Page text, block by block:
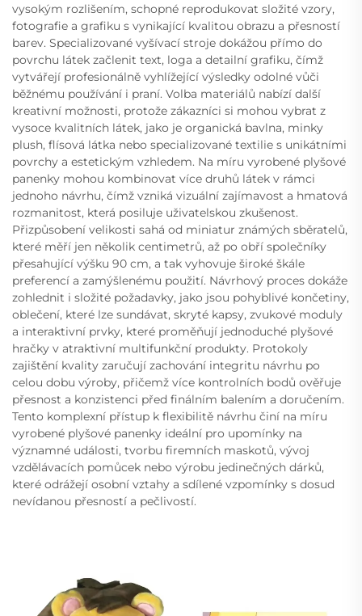
vysokým rozlišením, schopné reprodukovat složité vzory,
fotografie a grafiku s vynikající kvalitou obrazu a přesností
barev. Specializované vyšívací stroje dokážou přímo do
povrchu látek začlenit text, loga a detailní grafiku, čímž
vytvářejí profesionálně vyhlížející výsledky odolné vůči
běžnému používání i praní. Volba materiálů nabízí další
kreativní možnosti, protože zákazníci si mohou vybrat z
vysoce kvalitních látek, jako je organická bavlna, minky
plush, flísová látka nebo specializované textilie s unikátními
povrchy a estetickým vzhledem. Na míru vyrobené plyšové
panenky mohou kombinovat více druhů látek v rámci
jednoho návrhu, čímž vzniká vizuální zajímavost a hmatová
rozmanitost, která posiluje uživatelskou zkušenost.
Přizpůsobení velikosti sahá od miniatur známých sběratelů,
které měří jen několik centimetrů, až po obří společníky
přesahující výšku 90 cm, a tak vyhovuje široké škále
preferencí a zamýšlenému použití. Návrhový proces dokáže
zohlednit i složité požadavky, jako jsou pohyblivé končetiny,
oblečení, které lze sundávat, skryté kapsy, zvukové moduly
a interaktivní prvky, které proměňují jednoduché plyšové
hračky v atraktivní multifunkční produkty. Protokoly
zajištění kvality zaručují zachování integritu návrhu po
celou dobu výroby, přičemž více kontrolních bodů ověřuje
přesnost a konzistenci před finálním balením a doručením.
Tento komplexní přístup k flexibilitě návrhu činí na míru
vyrobené plyšové panenky ideální pro upomínky na
významné události, tvorbu firemních maskotů, vývoj
vzdělávacích pomůcek nebo výrobu jedinečných dárků,
které odrážejí osobní vztahy a sdílené vzpomínky s dosud
nevídanou přesností a pečlivostí.